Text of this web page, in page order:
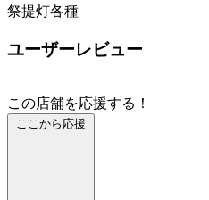
祭提灯各種
ユーザーレビュー
この店舗を応援する！
ここから応援